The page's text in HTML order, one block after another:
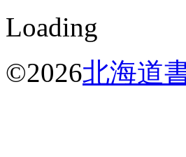
Loading
©2026北海道